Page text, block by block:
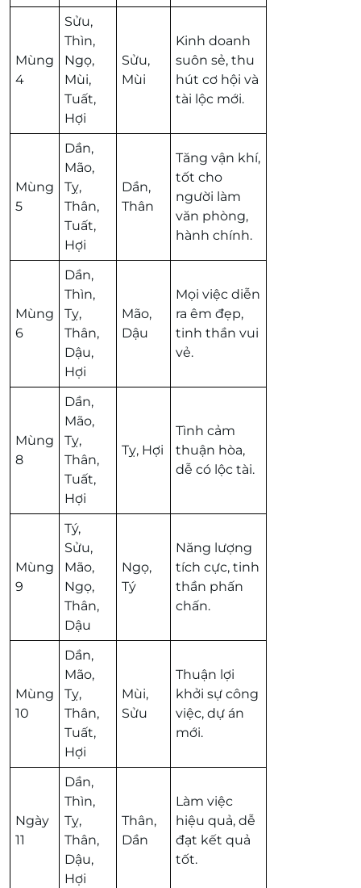
Mùng
4
Sửu,
Thìn,
Ngọ,
Mùi,
Tuất,
Hợi
Sửu,
Mùi
Kinh doanh
suôn sẻ, thu
hút cơ hội và
tài lộc mới.
Mùng
5
Dần,
Mão,
Tỵ,
Thân,
Tuất,
Hợi
Dần,
Thân
Tăng vận khí,
tốt cho
người làm
văn phòng,
hành chính.
Mùng
6
Dần,
Thìn,
Tỵ,
Thân,
Dậu,
Hợi
Mão,
Dậu
Mọi việc diễn
ra êm đẹp,
tinh thần vui
vẻ.
Mùng
8
Dần,
Mão,
Tỵ,
Thân,
Tuất,
Hợi
Tỵ, Hợi
Tình cảm
thuận hòa,
dễ có lộc tài.
Mùng
9
Tý,
Sửu,
Mão,
Ngọ,
Thân,
Dậu
Ngọ,
Tý
Năng lượng
tích cực, tinh
thần phấn
chấn.
Mùng
10
Dần,
Mão,
Tỵ,
Thân,
Tuất,
Hợi
Mùi,
Sửu
Thuận lợi
khởi sự công
việc, dự án
mới.
Ngày
11
Dần,
Thìn,
Tỵ,
Thân,
Dậu,
Hợi
Thân,
Dần
Làm việc
hiệu quả, dễ
đạt kết quả
tốt.